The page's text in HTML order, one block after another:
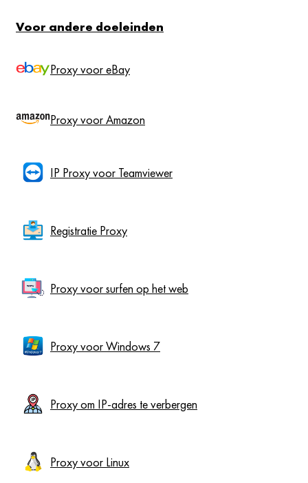
Voor andere doeleinden
Proxy voor eBay
Proxy voor Amazon
IP Proxy voor Teamviewer
Registratie Proxy
Proxy voor surfen op het web
Proxy voor Windows 7
Proxy om IP-adres te verbergen
Proxy voor Linux